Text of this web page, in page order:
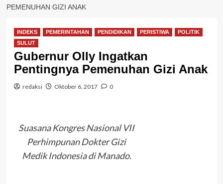
PEMENUHAN GIZI ANAK
INDEKS PEMERINTAHAN PENDIDIKAN PERISTIWA
POLITIK
SULUT
Gubernur Olly Ingatkan
Pentingnya Pemenuhan Gizi Anak
redaksi Oktober 6, 2017 0
Suasana Kongres Nasional VII
Perhimpunan Dokter Gizi
Medik Indonesia di Manado.